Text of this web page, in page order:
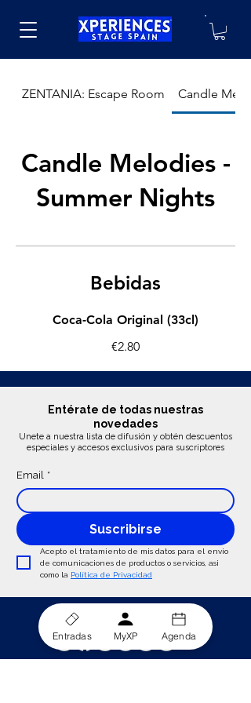
ZENTANIA: Escape Room Candle
Candle Melodies -
Summer Nights
Bebidas
Coca-Cola Original (33cl)
€2.80
Entérate de todas nuestras
novedades
Unete a nuestra lista de difusión y obtén descuentos
especiales y accesos exclusivos para suscriptores
Email *
Suscribirse
Acepto el tratamiento de mis datos para el envio
de comunicaciones de productos o servicios, asi
como la Política de Privacidad
Sigue Conectado:
Entradas MyXP Agenda